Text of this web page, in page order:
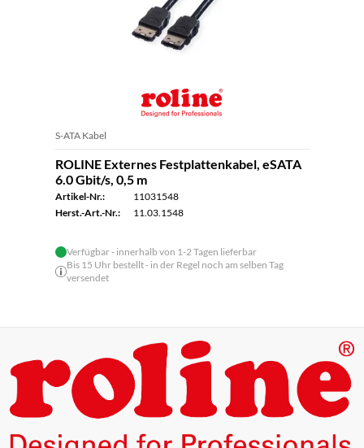
S-ATA Kabel
ROLINE Externes Festplattenkabel, eSATA
6.0 Gbit/s, 0,5 m
Artikel-Nr.:
11031548
Herst.-Art.-Nr.:
11.03.1548
Verfügbar - innerhalb von 1-2 Tagen lieferbar
Bis 15 Uhr bestellt - in der Regel noch am selben Tag
versendet